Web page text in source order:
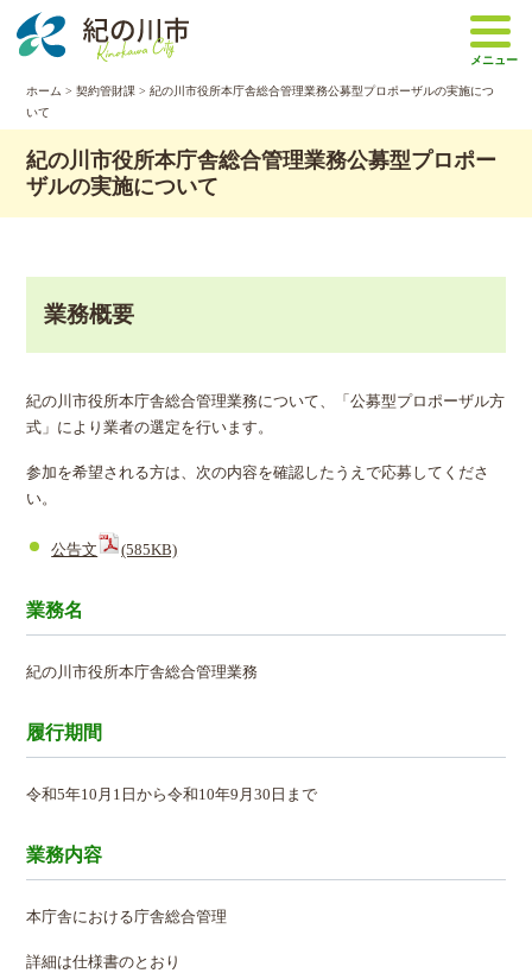
メニュー
ホーム >契約管財課 > 紀の川市役所本庁舎総合管理業務公募型プロポーザルの実施につ
いて
紀の川市役所本庁舎総合管理業務公募型プロポー
ザルの実施について
業務概要
紀の川市役所本庁舎総合管理業務について、「公募型プロポーザル方
式」により業者の選定を行います。
参加を希望される方は、次の内容を確認したうえで応募してくださ
い。
公告文 (585KB)
業務名
紀の川市役所本庁舎総合管理業務
履行期間
令和5年10月1日から令和10年9月30日まで
業務内容
本庁舎における庁舎総合管理
詳細は仕様書のとおり